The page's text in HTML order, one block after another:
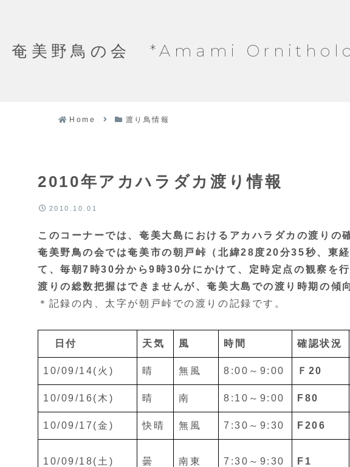
奄美野鳥の会 *Amami
Home 渡り鳥情報
2010年アカハラダカ渡り情報
2010.10.01
このコーナーでは、奄美大島におけるアカハラダカの渡りの
奄美野鳥の会では奄美市の朝戸峠（北緯28度20分35秒、東
て、毎朝7時30分から9時30分にかけて、定時定点の観察を行
渡りの総数把握はできませんが、奄美大島での渡り時期の傾
＊記録の内、太字が朝戸峠での渡りの記録です。
日付 天気 風 時間 確認状況
10/09/14(火) 晴 無風 8:00～9:00 Ｆ20
10/09/16(木) 晴 南 8:10～9:00 F80
10/09/17(金) 快晴 無風 7:30～9:30 F206
10/09/18(土) 曇 南東 7:30～9:30 F1